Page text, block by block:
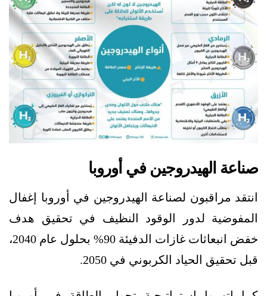
صناعة الهيدروجين في أوروبا
انتقد مراقبون لصناعة الهيدروجين في أوروبا إغفال
المفوضية لدور الوقود النظيف في تحقيق هدف
خفض انبعاثات غازات الدفيئة 90% بحلول عام 2040،
قبل تحقيق الحياد الكربوني في 2050.